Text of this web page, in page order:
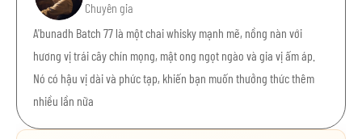
Chuyên gia
A'bunadh Batch 77 là một chai whisky mạnh mẽ, nồng nàn với
hương vị trái cây chín mọng, mật ong ngọt ngào và gia vị ấm áp.
Nó có hậu vị dài và phức tạp, khiến bạn muốn thưởng thức thêm
nhiều lần nữa